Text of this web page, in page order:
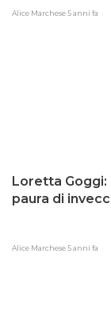
Alice Marchese5 anni fa
Loretta Goggi:
paura di
Alice Marchese5 anni fa